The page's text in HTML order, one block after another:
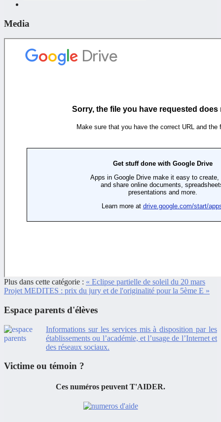
Media
Plus dans cette catégorie : « Eclipse partielle de soleil du 20 mars
Projet MEDITES : prix du jury et de l'originalité pour la 5ème E »
Espace parents d'élèves
Informations sur les services mis à disposition par les
établissements ou l’académie, et l’usage de l’Internet et
des réseaux sociaux.
Victime ou témoin ?
Ces numéros peuvent T'AIDER.